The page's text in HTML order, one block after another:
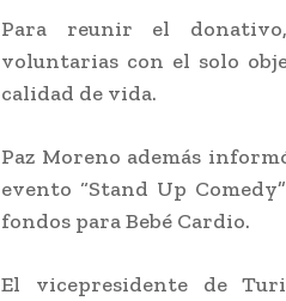
Para reunir el
voluntarias con el solo
calidad de vida.
Paz Moreno además
evento “Stand Up
fondos para Bebé Cardio.
El vicepresidente de